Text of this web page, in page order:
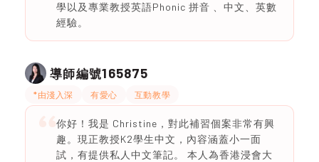
學以及專業教授英語Phonic 拼音 、中文、英數
經驗。
導師編號165875
*由淺入深 有愛心 互動教學
你好！我是 Christine，對此補習個案非常有興
趣。現正教授K2學生中文，內容涵蓋小一面
試，有提供私人中文筆記。 本人為香港浸會大